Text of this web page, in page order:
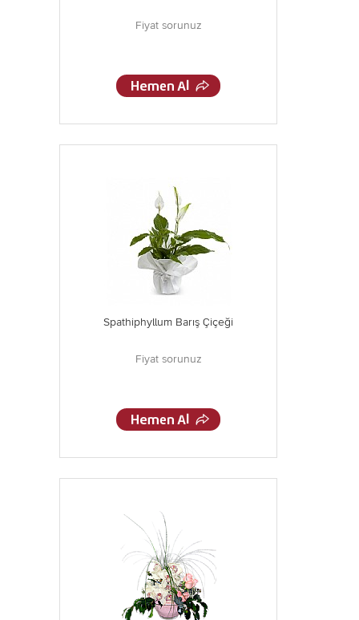
Fiyat sorunuz
Spathiphyllum Barış Çiçeği
Fiyat sorunuz